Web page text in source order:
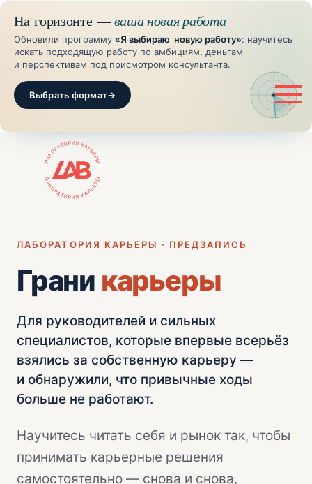
На горизонте —ваша новая работа
Обновили программу «Я выбираю новую работу»: научитесь
искать подходящую работу по амбициям, деньгам
и перспективам под присмотром консультанта.
Выбрать формат→
ЛАБОРАТОРИЯ КАРЬЕРЫ · ПРЕДЗАПИСЬ
Грани карьеры
Для руководителей и сильных
специалистов, которые впервые всерьёз
взялись за собственную карьеру —
и обнаружили, что привычные ходы
больше не работают.
Научитесь читать себя и рынок так, чтобы
принимать карьерные решения
самостоятельно — снова и снова,